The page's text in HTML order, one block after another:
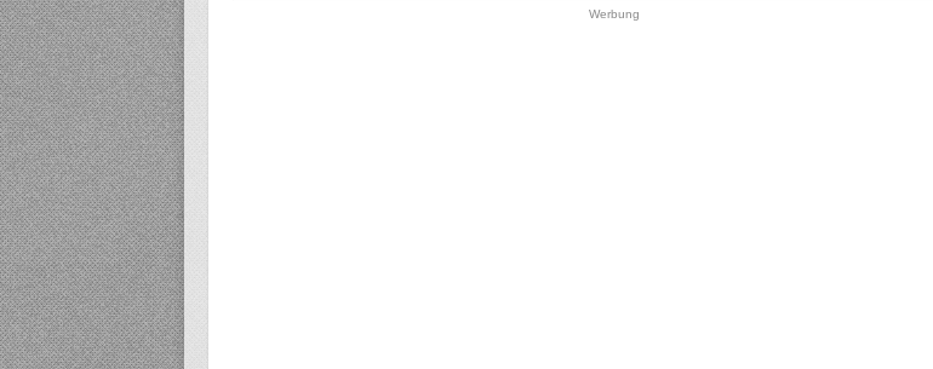
Werbung